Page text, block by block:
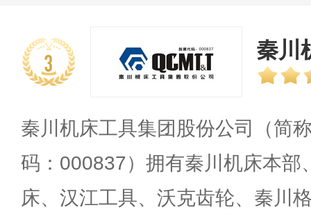
3 秦川
秦川机床工具集团股份公司（简
码：000837）拥有秦川机床本部
床、汉江工具、沃克齿轮、秦川